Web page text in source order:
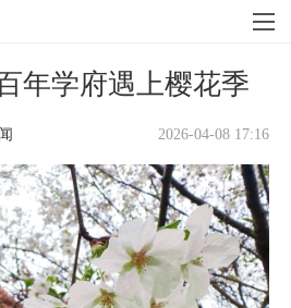
年学府遇上樱花季
2026-04-08 17:16